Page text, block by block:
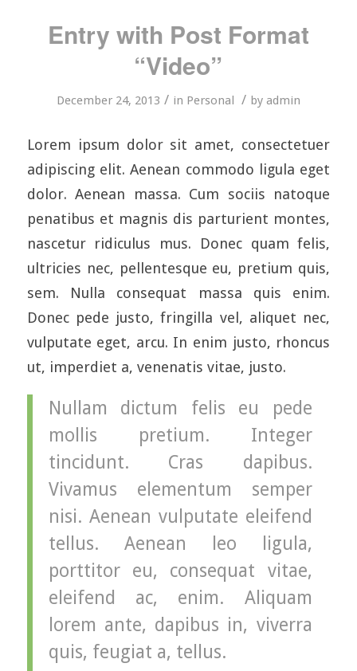
Entry with Post Format
“Video”
December 24, 2013 / in Personal / by admin
Lorem ipsum dolor sit amet, consectetuer
adipiscing elit. Aenean commodo ligula eget
dolor. Aenean massa. Cum sociis natoque
penatibus et magnis dis parturient montes,
nascetur ridiculus mus. Donec quam felis,
ultricies nec, pellentesque eu, pretium quis,
sem. Nulla consequat massa quis enim.
Donec pede justo, fringilla vel, aliquet nec,
vulputate eget, arcu. In enim justo, rhoncus
ut, imperdiet a, venenatis vitae, justo.
Nullam dictum felis eu pede
mollis pretium. Integer
tincidunt. Cras dapibus.
Vivamus elementum semper
nisi. Aenean vulputate eleifend
tellus. Aenean leo ligula,
porttitor eu, consequat vitae,
eleifend ac, enim. Aliquam
lorem ante, dapibus in, viverra
quis, feugiat a, tellus.